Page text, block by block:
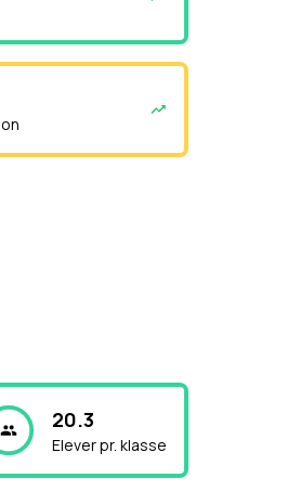
20.3
Elever pr. klasse